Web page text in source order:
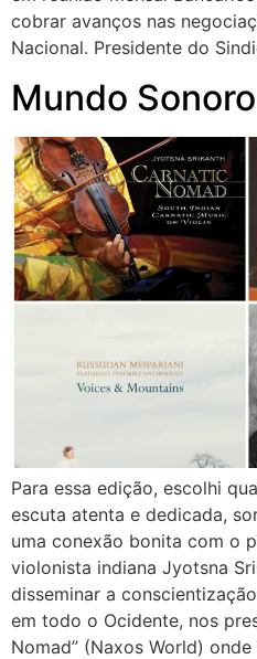
cobrar avanços nas
Nacional. Presidente do
Mundo Sonoro
Para essa edição, escolhi
escuta atenta e dedicada,
uma conexão bonita com o
violonista indiana Jyotsna
disseminar a
em todo o Ocidente, nos
Nomad” (Naxos World)